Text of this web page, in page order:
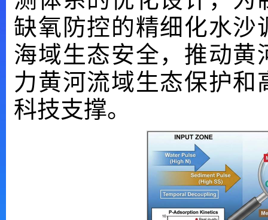
缺氧防控的精细化水沙
海域生态安全，推动黄
力黄河流域生态保护
科技支撑。